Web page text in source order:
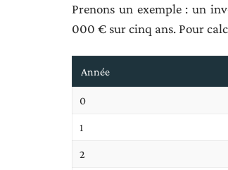
Prenons un exemple : un
000 € sur cinq ans. Pour
Année
0
1
2